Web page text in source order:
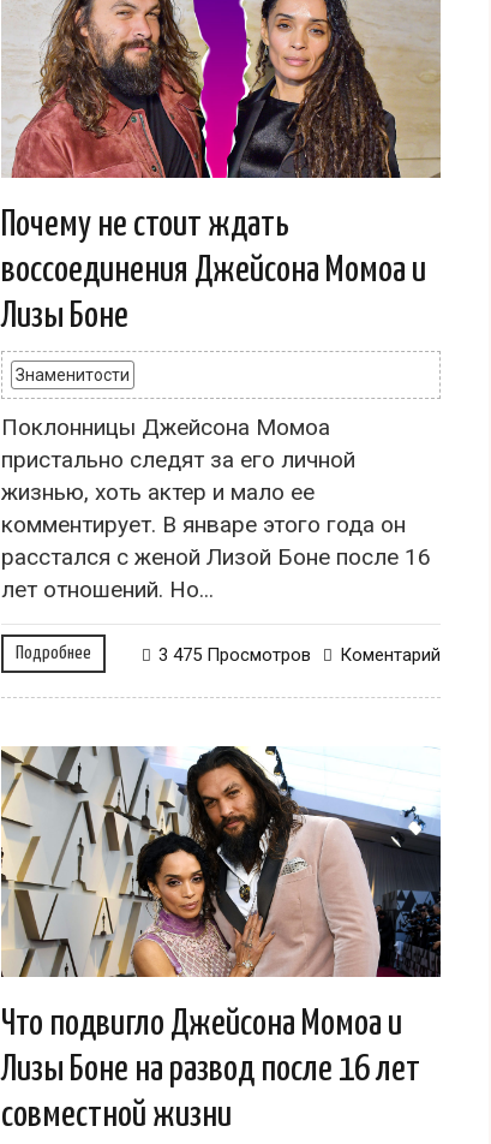
Почему не стоит ждать
воссоединения Джейсона Момоа и
Лизы Боне
Знаменитости
Поклонницы Джейсона Момоа
пристально следят за его личной
жизнью, хоть актер и мало ее
комментирует. В январе этого года он
расстался с женой Лизой Боне после 16
лет отношений. Но...
Подробнее Коментарий
3 475 Просмотров
Что подвигло Джейсона Момоа и
Лизы Боне на развод после 16 лет
совместной жизни